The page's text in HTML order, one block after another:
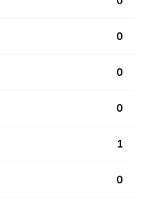
0
0
0
1
0